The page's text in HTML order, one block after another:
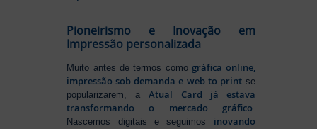
Pioneirismo e Inovação em
Impressão personalizada
Muito antes de termos como gráfica online,
impressão sob demanda e web to printse
popularizarem, aAtual Card já estava
transformando o mercado gráfico
Nascemos digitais e seguimos inovando